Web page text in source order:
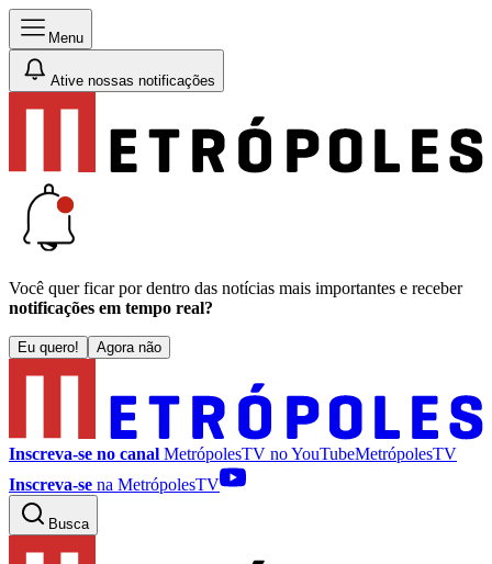
Menu
Ative nossas notificações
Você quer ficar por dentro das notícias mais importantes e receber
notificações em tempo real?
Eu quero! Agora não
Inscreva-se no canal MetrópolesTV noYouTubeMetrópolesTV
Inscreva-se na MetrópolesTV
Busca